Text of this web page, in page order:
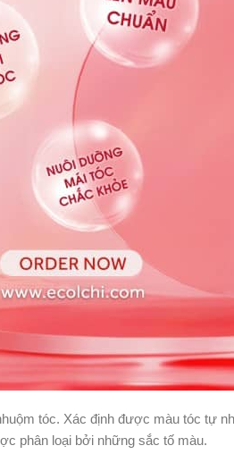
tóc. Xác định được màu tóc tự
phân loại bởi những sắc tố màu.